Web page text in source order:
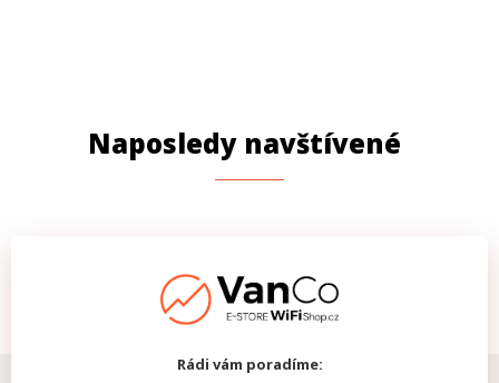
Naposledy navštívené
Rádi vám poradíme: